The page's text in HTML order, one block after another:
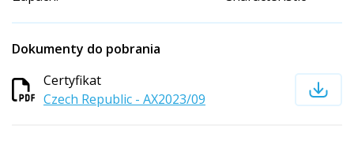
Dokumenty do pobrania
Certyfikat
Czech Republic - AX2023/09